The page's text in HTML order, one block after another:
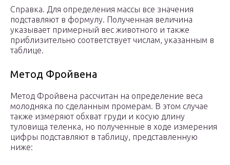
Справка. Для определения массы все значения
подставляют в формулу. Полученная величина
указывает примерный вес животного и также
приблизительно соответствует числам, указанным в
таблице.
Метод Фройвена
Метод Фройвена рассчитан на определение веса
молодняка по сделанным промерам. В этом случае
также измеряют обхват груди и косую длину
туловища теленка, но полученные в ходе измерения
цифры подставляют в таблицу, представленную
ниже: